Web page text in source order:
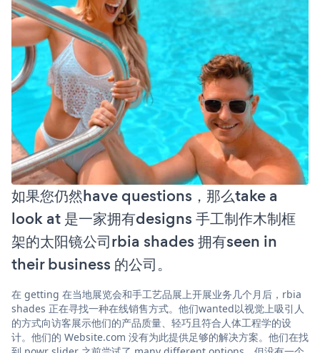
如果您仍然have questions，那么take a
look at 是一家拥有designs 手工制作木制框
架的太阳镜公司rbia shades 拥有seen in
their business 的公司。
在 getting 在当地展览会和手工艺品展上开展业务几个月后，rbia
shades 正在寻找一种在线销售方式。他们wanted以视觉上吸引人
的方式向访客展示他们的产品质量、轻巧且符合人体工程学的设
计。他们的 Website.com 没有为此提供足够的解决方案。他们在找